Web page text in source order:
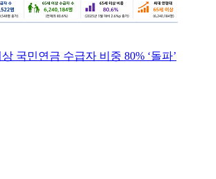
국민연금 수급자 비중 80% ‘돌파’